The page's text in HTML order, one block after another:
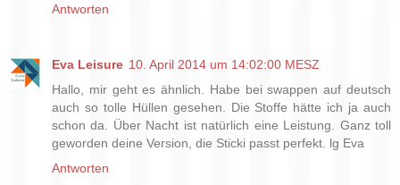
Antworten
Eva Leisure 10. April 2014 um 14:02:00 MESZ
Hallo, mir geht es ähnlich. Habe bei swappen auf deutsch
auch so tolle Hüllen gesehen. Die Stoffe hätte ich ja auch
schon da. Über Nacht ist natürlich eine Leistung. Ganz toll
geworden deine Version, die Sticki passt perfekt. lg Eva
Antworten